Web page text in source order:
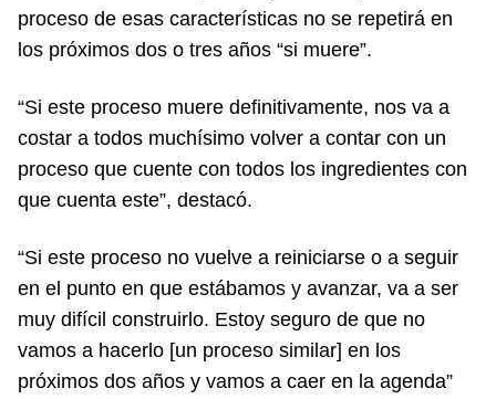
proceso de esas características no se repetirá en
los próximos dos o tres años “si muere”.
“Si este proceso muere definitivamente, nos va a
costar a todos muchísimo volver a contar con un
proceso que cuente con todos los ingredientes con
que cuenta este”, destacó.
“Si este proceso no vuelve a reiniciarse o a seguir
en el punto en que estábamos y avanzar, va a ser
muy difícil construirlo. Estoy seguro de que no
vamos a hacerlo [un proceso similar] en los
próximos dos años y vamos a caer en la agenda”